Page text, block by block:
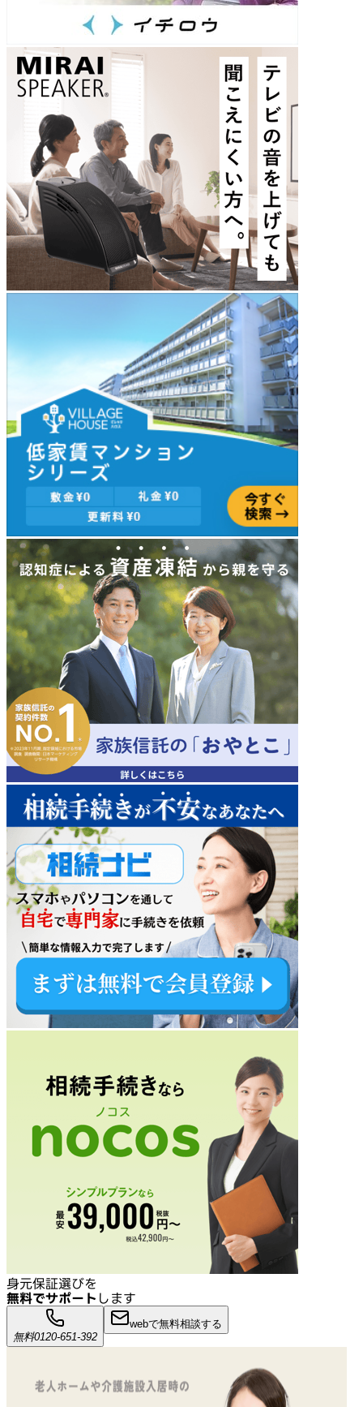
身元保証選びを
無料でサポート します
無料0120-651-392
webで無料相談する